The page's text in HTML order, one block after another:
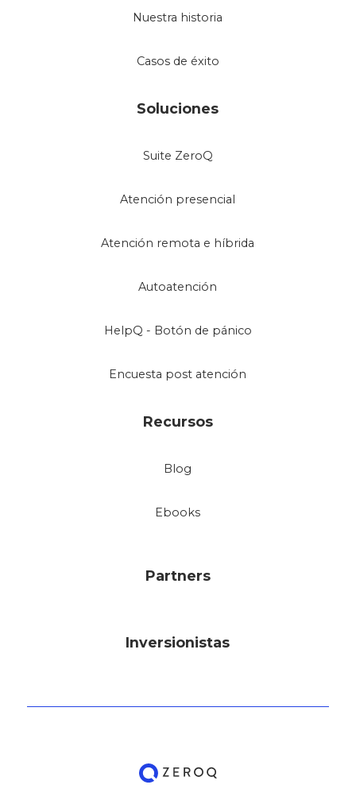
Nuestra historia
Casos de éxito
Soluciones
Suite ZeroQ
Atención presencial
Atención remota e híbrida
Autoatención
HelpQ - Botón de pánico
Encuesta post atención
Recursos
Blog
Ebooks
Partners
Inversionistas